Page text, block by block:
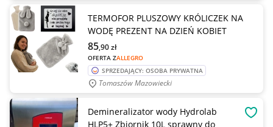
TERMOFOR PLUSZOWY KRÓLICZEK NA
WODĘ PREZENT NA DZIEŃ KOBIET
OFERTA ZALLEGRO
85,90zł
SPRZEDAJĄCY: OSOBA PRYWATNA
Tomaszów Mazowiecki
Demineralizator wody Hydrolab
HLP5+ Zbiornik 10L sprawny do